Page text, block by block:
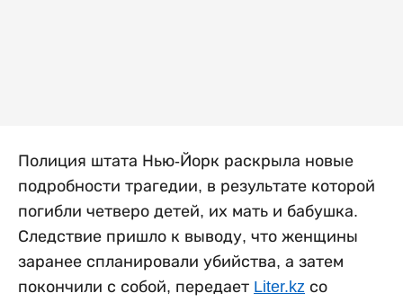
Полиция штата Нью-Йорк раскрыла новые
подробности трагедии, в результате которой
погибли четверо детей, их мать и бабушка.
Следствие пришло к выводу, что женщины
заранее спланировали убийства, а затем
покончили с собой, передает Liter.kz со